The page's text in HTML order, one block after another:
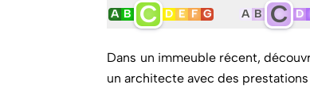
A B C D E F G
A B C D
Dans un immeuble récent,
un architecte avec des